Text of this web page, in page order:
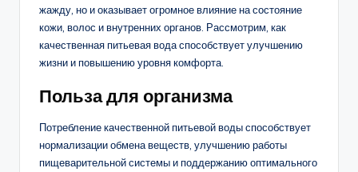
жажду, но и оказывает огромное влияние на состояние
кожи, волос и внутренних органов. Рассмотрим, как
качественная питьевая вода способствует улучшению
жизни и повышению уровня комфорта.
Польза для организма
Потребление качественной питьевой воды способствует
нормализации обмена веществ, улучшению работы
пищеварительной системы и поддержанию оптимального